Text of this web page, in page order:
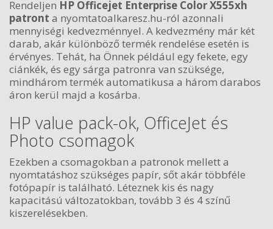
Rendeljen HP Officejet Enterprise Color X555xh
patront a nyomtatoalkaresz.hu-ról azonnali
mennyiségi kedvezménnyel. A kedvezmény már két
darab, akár különböző termék rendelése esetén is
érvényes. Tehát, ha Önnek például egy fekete, egy
ciánkék, és egy sárga patronra van szüksége,
mindhárom termék automatikusa a három darabos
áron kerül majd a kosárba.
HP value pack-ok, OfficeJet és
Photo csomagok
Ezekben a csomagokban a patronok mellett a
nyomtatáshoz szükséges papír, sőt akár többféle
fotópapír is található. Léteznek kis és nagy
kapacitású változatokban, tovább 3 és 4 színű
kiszerelésekben.